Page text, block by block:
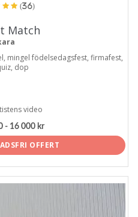
(36)
Match
mingel födelsedagsfest, firmafest,
dop
video
- 16 000 kr
OFFERT